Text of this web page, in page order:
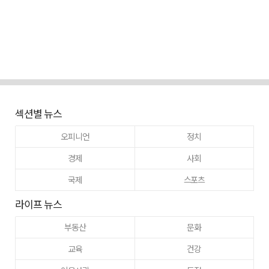
섹션별 뉴스
오피니언
정치
경제
사회
국제
스포츠
라이프 뉴스
부동산
문화
교육
건강